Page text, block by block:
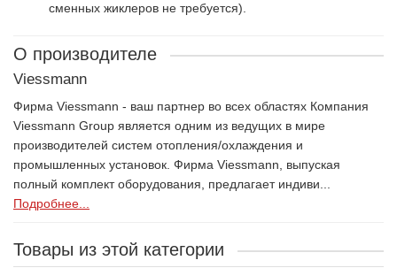
сменных жиклеров не требуется).
О производителе
Viessmann
Фирма Viessmann - ваш партнер во всех областях Компания
Viessmann Group является одним из ведущих в мире
производителей систем отопления/охлаждения и
промышленных установок. Фирма Viessmann, выпуская
полный комплект оборудования, предлагает индиви...
Подробнее...
Товары из этой категории